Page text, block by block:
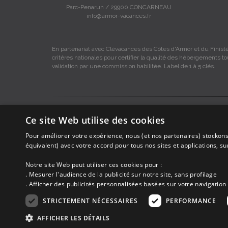
Parc-Penarun / 29900 CONCARNEAU
info@armor-vacances.fr
En partenariat avec Clévacances des Côtes d'Armor et du
critères nationales pour certifier la qualité des hébergements
validation par une commission habilitée. Label de 1 à 5 clés.
Armor-vacances.
Armor-vacances n'est pas un organisme et ne touche aucune
Avant de prendre possession du logement vous devez obtenir
ne correspond pas à ce qui y est mentionné ou pour d'autres
Ce site Web utilise des cookies
Pour améliorer votre expérience, nous (et nos partenaires)
équivalent) avec votre accord pour tous nos sites et applications,
Notre site Web peut utiliser ces cookies pour :
. Mesurer l'audience de la publicité sur notre site, sans profilage
. Afficher des publicités personnalisées basées sur votre
STRICTEMENT NÉCESSAIRES
PERFORMANCE
AFFICHER LES DÉTAILS